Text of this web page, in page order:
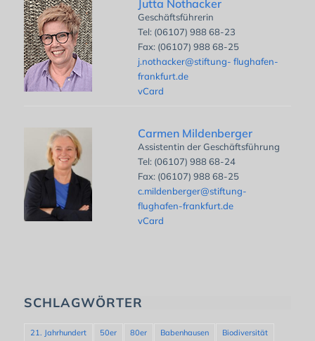
Jutta Nothacker
Geschäftsführerin
Tel: (06107) 988 68-23
Fax: (06107) 988 68-25
j.nothacker@stiftung- flughafen-
frankfurt.de
vCard
Carmen Mildenberger
Assistentin der Geschäftsführung
Tel: (06107) 988 68-24
Fax: (06107) 988 68-25
c.mildenberger@stiftung-
flughafen-frankfurt.de
vCard
SCHLAGWÖRTER
21. Jahrhundert 50er 80er Babenhausen
Biodiversität